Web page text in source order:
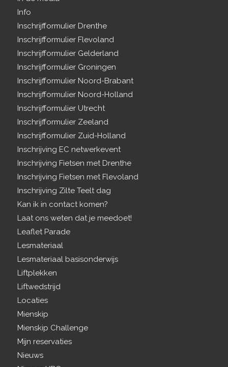
Info
Inschrijfformulier Drenthe
Inschrijfformulier Flevoland
Inschrijfformulier Gelderland
Inschrijfformulier Groningen
Inschrijfformulier Noord-Brabant
Inschrijfformulier Noord-Holland
Inschrijfformulier Utrecht
Inschrijfformulier Zeeland
Inschrijfformulier Zuid-Holland
Inschrijving EC netwerkevent
Inschrijving Fietsen met Drenthe
Inschrijving Fietsen met Flevoland
Inschrijving Zilte Teelt dag
Kan ik in contact komen?
Laat ons weten dat je meedoet!
Leaflet Parade
Lesmateriaal
Lesmateriaal basisonderwijs
Liftplekken
Liftwedstrijd
Locaties
Mienskip
Mienskip Challenge
Mijn reservaties
Nieuws